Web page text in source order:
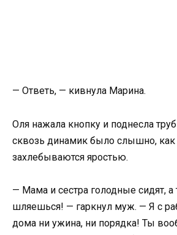
— Ответь, — кивнула Марина.
Оля нажала кнопку и поднесла
сквозь динамик было слышно, как
захлебываются яростью.
— Мама и сестра голодные сидят, а
шляешься! — гаркнул муж. — Я с
дома ни ужина, ни порядка! Ты